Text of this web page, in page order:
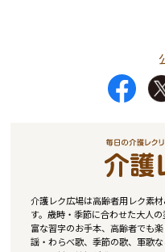
介護レク広場は高齢者用レク素
す。歳時・季節に合わせた大人
富な習字のお手本、高齢者でも
謡・わらべ歌、季節の歌、軍歌